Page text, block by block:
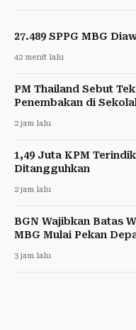
27.489 SPPG MBG
42 menit lalu
PM Thailand Sebut
Penembakan di
2 jam lalu
1,49 Juta KPM
Ditangguhkan
2 jam lalu
BGN Wajibkan Batas
MBG Mulai Pekan
3 jam lalu